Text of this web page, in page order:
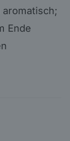
aromatisch;
Ende